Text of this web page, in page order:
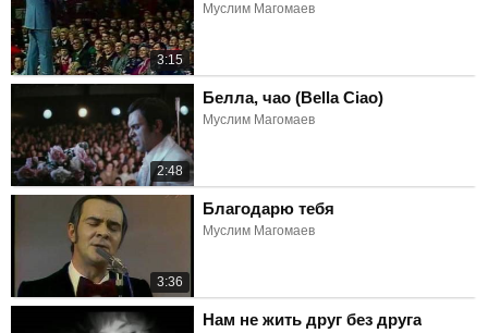
3:15
Муслим Магомаев
2:48
Белла, чао (Bella Ciao)
Муслим Магомаев
3:36
Благодарю тебя
Муслим Магомаев
Нам не жить друг без друга